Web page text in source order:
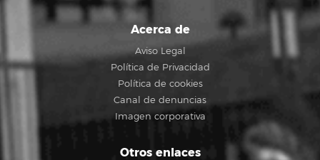
Acerca de
Aviso Legal
Política de Privacidad
Política de cookies
Canal de denuncias
Imagen corporativa
Otros enlaces